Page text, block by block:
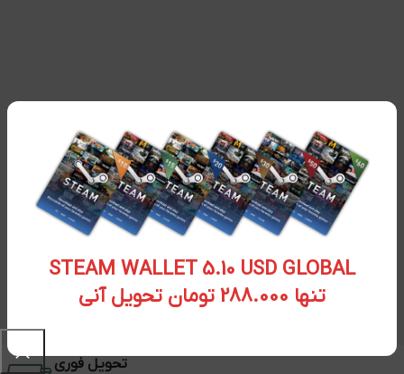
STEAM WALLET 5.10 USD GLOBAL
تنها 288.000 تومان تحویل آنی
تحویل فوری